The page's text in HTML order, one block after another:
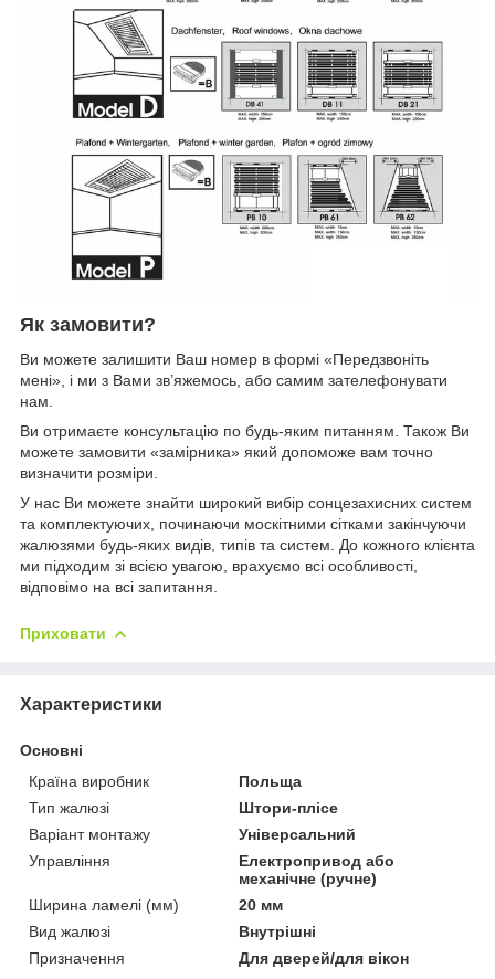
Як замовити?
Ви можете залишити Ваш номер в формі «Передзвоніть
мені», і ми з Вами зв’яжемось, або самим зателефонувати
нам.
Ви отримаєте консультацію по будь-яким питанням. Також Ви
можете замовити «замірника» який допоможе вам точно
визначити розміри.
У нас Ви можете знайти широкий вибір сонцезахисних систем
та комплектуючих, починаючи москітними сітками закінчуючи
жалюзями будь-яких видів, типів та систем. До кожного клієнта
ми підходим зі всією увагою, врахуємо всі особливості,
відповімо на всі запитання.
Приховати
Характеристики
Основні
Країна виробник
Польща
Тип жалюзі
Штори-плісе
Варіант монтажу
Універсальний
Управління
Електропривод або
механічне (ручне)
Ширина ламелі (мм)
20 мм
Вид жалюзі
Внутрішні
Призначення
Для дверей/для вікон